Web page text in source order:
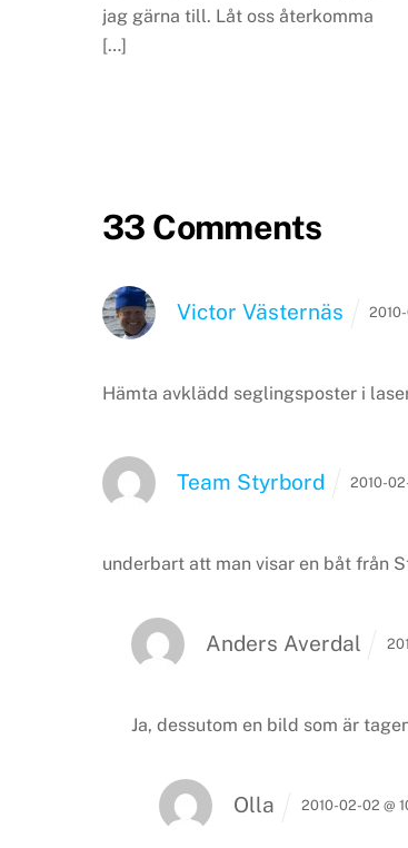
jag gärna till. Låt oss återkomma
[…]
33 Comments
Victor Västernäs
Hämta avklädd seglingsposter i
Team Styrbord 2010-
underbart att man visar en båt från
Anders Averdal
Ja, dessutom en bild som är
Olla 2010-02-02 @